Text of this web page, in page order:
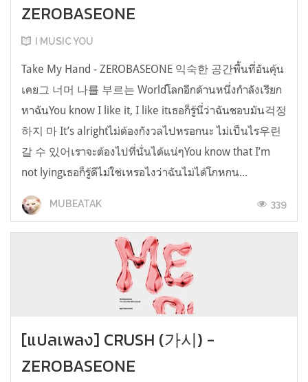
ZEROBASEONE
I MUSIC YOU
Take My Hand - ZEROBASEONE 익숙한 공간พื้นที่อันคุ้น
เคย그 너머 나를 부르는 Worldโลกอีกด้านหนึ่งกำลังเรียก
หาฉันYou know I like it, I like itเธอก็รู้นี่ว่าฉันชอบมัน걱정
하지 마 It’s alrightไม่ต้องกังวลไปหรอกนะ ไม่เป็นไร우린
갈 수 있어เราจะต้องไปที่นั่นได้แน่ๆYou know that I’m
not lyingเธอก็รู้ดีไม่ใช่เหรอไงว่าฉันไม่ได้โกหกน...
MUBEATAK 339
[แปลเพลง] CRUSH (가시) -
ZEROBASEONE